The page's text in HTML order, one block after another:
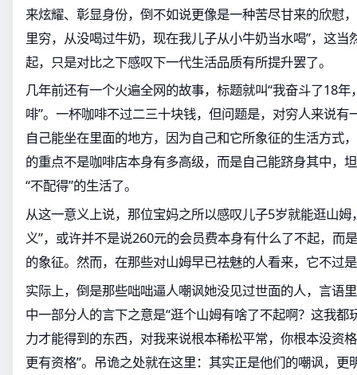
来炫耀、彰显身份，倒不如说更像是一种苦尽甘来的欣慰
里穷，从没喝过牛奶，现在我儿子从小牛奶当水喝”，这当
起，只是对比之下感叹下一代生活品质有所提升罢了。
几年前还有一个火遍全网的故事，标题就叫“我奋斗了18
啡”。一杯咖啡不过二三十块钱，但问题是，对穷人来说有
自己能坐在里面的地方，因为自己和它所象征的生活方式
的重点不是咖啡店本身有多高级，而是自己能跻身其中，
“不配得”的生活了。
从这一意义上说，那位宝妈之所以感叹儿子5岁就能逛山姆
义”，或许并不是说260元的会员费本身有什么了不起，而
的象征。然而，在那些对山姆早已祛魅的人看来，它不过
实际上，倒是那些咄咄逼人嘲讽她没见过世面的人，言语
中一部分人的言下之意是“逛个山姆有啥了不起啊？这我都
力才能得到的东西，对我来说根本稀松平常，你根本没资
更有资格”。吊诡之处就在这里：其实正是他们的嘲讽，更